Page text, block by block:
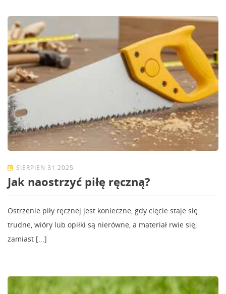
SIERPIEŃ 31 2025
Jak naostrzyć piłę ręczną?
Ostrzenie piły ręcznej jest konieczne, gdy cięcie staje się
trudne, wióry lub opiłki są nierówne, a materiał rwie się,
zamiast [...]